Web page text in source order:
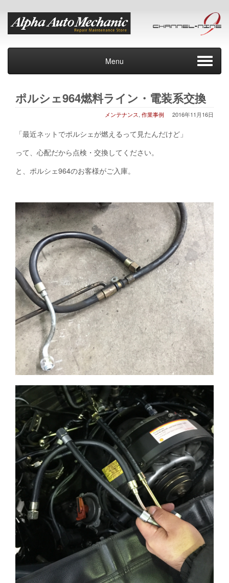
Menu
ポルシェ964燃料ライン・電装系交換
2016年11月16日
メンテナンス, 作業事例
「最近ネットでポルシェが燃えるって見たんだけど」
って、心配だから点検・交換してください。
と、ポルシェ964のお客様がご入庫。